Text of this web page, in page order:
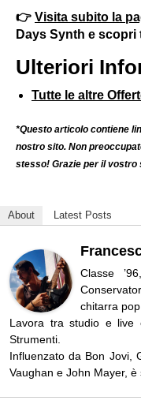
👉 Visita subito la
Days Synth e
Ulteriori
Tutte le altre
*Questo articolo contiene
nostro sito. Non
stesso! Grazie per il vostro
About Latest Posts
Classe
chitarra
Lavora tra studio e live
Strumenti.
Influenzato da Bon Jovi,
Vaughan e John Mayer,